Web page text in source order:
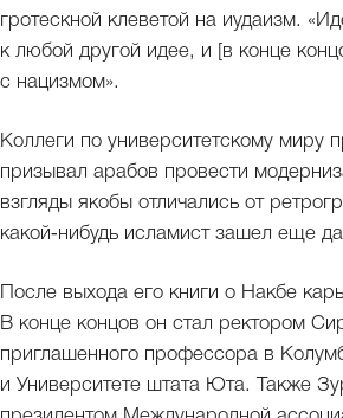
гротескной клеветой на иудаизм.
к любой другой идее, и [в конце
с нацизмом».
Коллеги по университетскому миру
призывал арабов провести
взгляды якобы отличались от
какой‑нибудь исламист зашел еще
После выхода его книги о Накбе
В конце концов он стал ректором
приглашенного профессора в
и Университете штата Юта. Также